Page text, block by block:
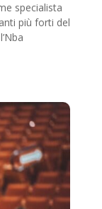
specialista
più forti del